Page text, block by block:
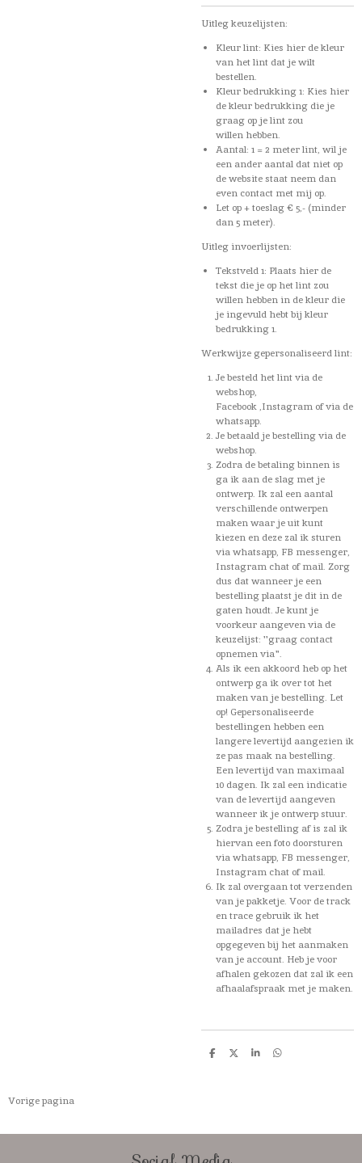
Uitleg keuzelijsten:
Kleur lint: Kies hier de kleur
van het lint dat je wilt
bestellen.
Kleur bedrukking 1: Kies hier
de kleur bedrukking die je
graag op je lint zou
willen hebben.
Aantal: 1 = 2 meter lint, wil je
een ander aantal dat niet op
de website staat neem dan
even contact met mij op.
Let op + toeslag € 5,- (minder
dan 5 meter).
Uitleg invoerlijsten:
Tekstveld 1: Plaats hier de
tekst die je op het lint zou
willen hebben in de kleur die
je ingevuld hebt bij kleur
bedrukking 1.
Werkwijze gepersonaliseerd lint:
Je besteld het lint via de
webshop,
Facebook ,Instagram of via de
whatsapp.
Je betaald je bestelling via de
webshop.
Zodra de betaling binnen is
ga ik aan de slag met je
ontwerp. Ik zal een aantal
verschillende ontwerpen
maken waar je uit kunt
kiezen en deze zal ik sturen
via whatsapp, FB messenger,
Instagram chat of mail. Zorg
dus dat wanneer je een
bestelling plaatst je dit in de
gaten houdt. Je kunt je
voorkeur aangeven via de
keuzelijst: ''graag contact
opnemen via".
Als ik een akkoord heb op het
ontwerp ga ik over tot het
maken van je bestelling. Let
op! Gepersonaliseerde
bestellingen hebben een
langere levertijd aangezien ik
ze pas maak na bestelling.
Een levertijd van maximaal
10 dagen. Ik zal een indicatie
van de levertijd aangeven
wanneer ik je ontwerp stuur.
Zodra je bestelling af is zal ik
hiervan een foto doorsturen
via whatsapp, FB messenger,
Instagram chat of mail.
Ik zal overgaan tot verzenden
van je pakketje. Voor de track
en trace gebruik ik het
mailadres dat je hebt
opgegeven bij het aanmaken
van je account. Heb je voor
afhalen gekozen dat zal ik een
afhaalafspraak met je maken.
D
D
S
D
Vorige pagina